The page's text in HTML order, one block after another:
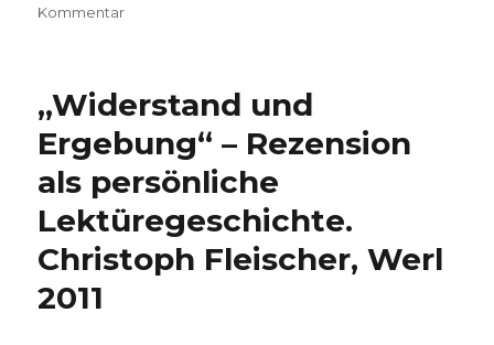
Kommentarzu
–
von
Christoph
Fleischer,
Werl
„Widerstand und
Ergebung“ – Rezension
als persönliche
Lektüregeschichte.
Christoph Fleischer, Werl
2011